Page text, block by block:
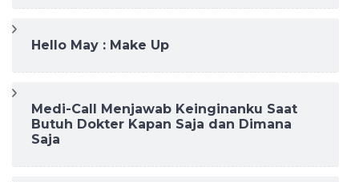
Hello May : Make Up
Medi-Call Menjawab Keinginanku Saat
Butuh Dokter Kapan Saja dan Dimana
Saja